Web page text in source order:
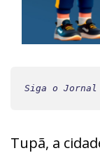
Siga o Jornal
Tupã, a